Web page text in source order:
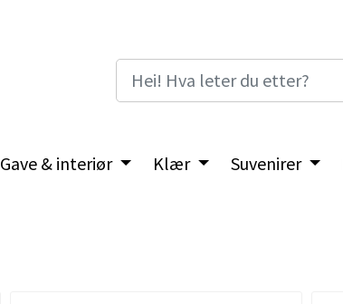
Gave & interiør Klær Suvenirer